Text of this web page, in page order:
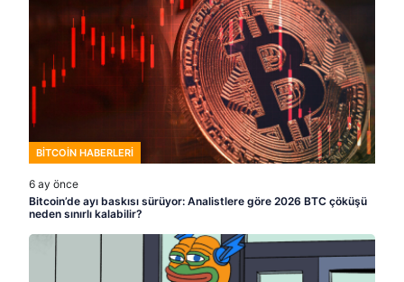
BITCOIN HABERLERI
6 ay önce
Bitcoin’de ayı baskısı sürüyor: Analistlere göre 2026 BTC çöküşü
neden sınırlı kalabilir?